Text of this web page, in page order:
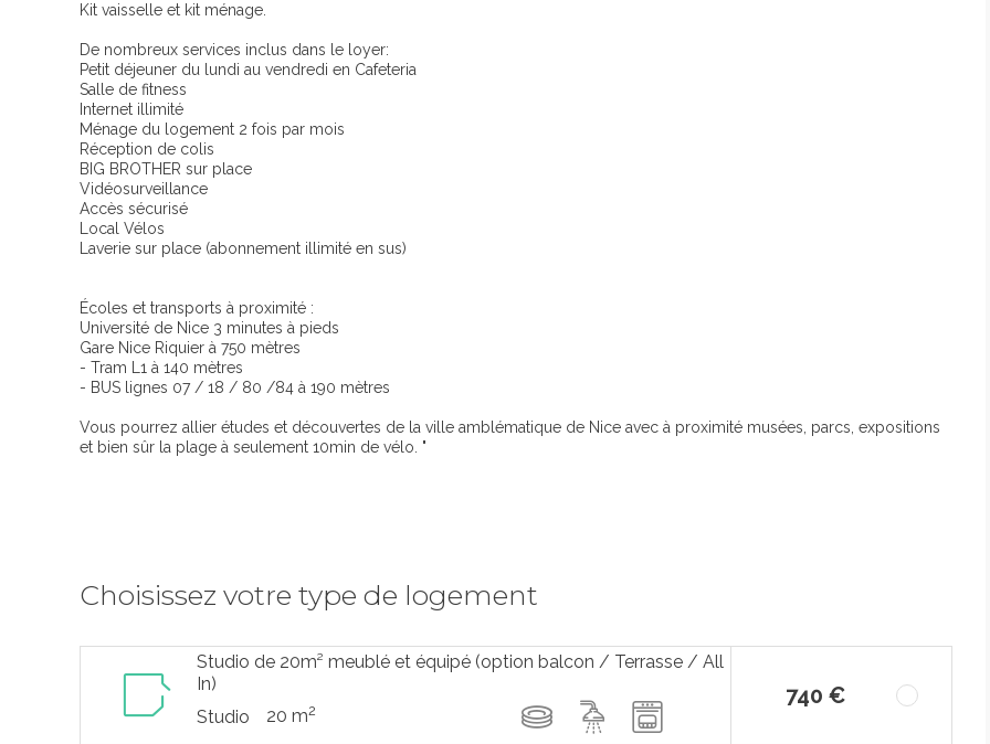
Kit vaisselle et kit ménage.
De nombreux services inclus dans le loyer:
Petit déjeuner du lundi au vendredi en Cafeteria
Salle de fitness
Internet illimité
Ménage du logement 2 fois par mois
Réception de colis
BIG BROTHER sur place
Vidéosurveillance
Accès sécurisé
Local Vélos
Laverie sur place (abonnement illimité en sus)
Écoles et transports à proximité :
Université de Nice 3 minutes à pieds
Gare Nice Riquier à 750 mètres
- Tram L1 à 140 mètres
- BUS lignes 07 / 18 / 80 /84 à 190 mètres
Vous pourrez allier études et découvertes de la ville amblématique de Nice avec à proximité musées, parcs, expositions
et bien sûr la plage à seulement 10min de vélo. "
Choisissez votre type de logement
Studio de 20m² meublé et équipé (option balcon / Terrasse / All
In)
Studio
20 m2
740 €